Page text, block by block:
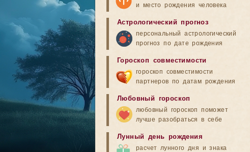
и место рождения человека
Астрологический прогноз
персональный астрологический
прогноз по дате рождения
Гороскоп совместимости
гороскоп совместимости
партнеров по датам рождения
Любовный гороскоп
любовный гороскоп поможет
лучше разобраться в себе
Лунный день рождения
расчет лунного дня и знака